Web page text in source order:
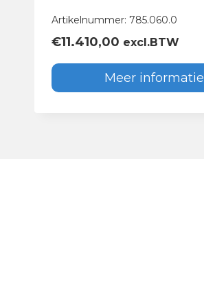
Artikelnummer: 785.060.0
€11.410,00 excl.BTW
Meer informatie